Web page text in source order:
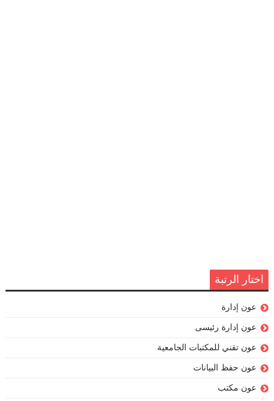
اختار الرتبة
عون إدارة
عون إدارة رئيسى
عون تقني للمكتبات الجامعية
عون حفظ البيانات
عون مكتب